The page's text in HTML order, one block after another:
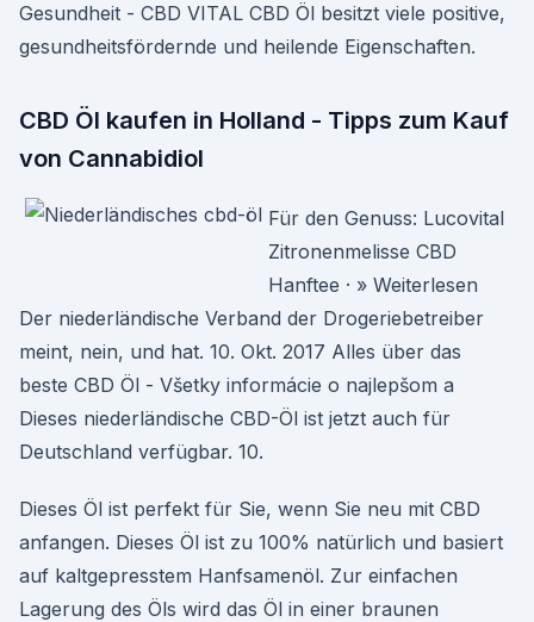
Gesundheit - CBD VITAL CBD Öl besitzt viele positive,
gesundheitsfördernde und heilende Eigenschaften.
CBD Öl kaufen in Holland - Tipps zum Kauf
von Cannabidiol
Für den Genuss: Lucovital
Zitronenmelisse CBD
Hanftee · » Weiterlesen
Der niederländische Verband der Drogeriebetreiber
meint, nein, und hat. 10. Okt. 2017 Alles über das
beste CBD Öl - Všetky informácie o najlepšom a
Dieses niederländische CBD-Öl ist jetzt auch für
Deutschland verfügbar. 10.
Dieses Öl ist perfekt für Sie, wenn Sie neu mit CBD
anfangen. Dieses Öl ist zu 100% natürlich und basiert
auf kaltgepresstem Hanfsamenöl. Zur einfachen
Lagerung des Öls wird das Öl in einer braunen